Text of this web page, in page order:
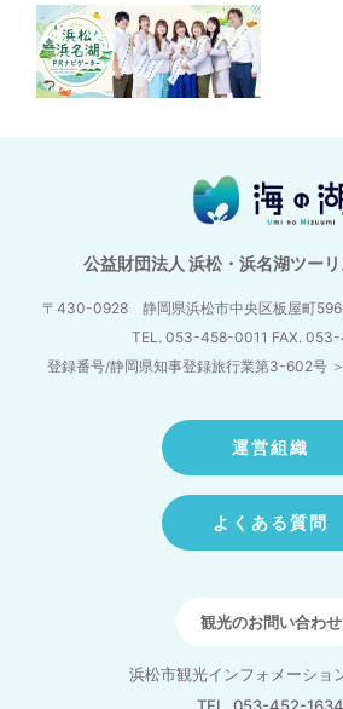
公益財団法人 浜松・浜名湖ツー
〒430-0928 静岡県浜松市中央区板屋町
TEL. 053-458-0011 FAX.
登録番号/静岡県知事登録旅行業第3-602号 ＞
運営組織
よくある質問
観光のお問い合わせ
浜松市観光インフォメーショ